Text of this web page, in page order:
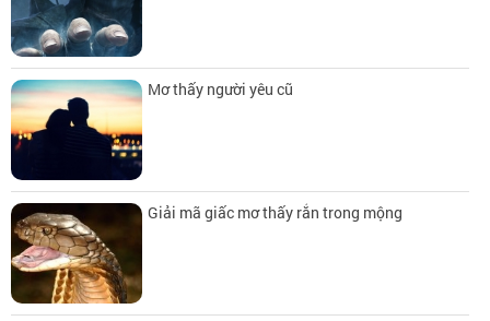
Mơ thấy người yêu cũ
Giải mã giấc mơ thấy rắn trong mộng